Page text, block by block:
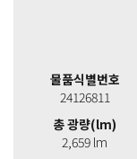
물품식별번호
24126811
총 광량(lm)
2,659 lm